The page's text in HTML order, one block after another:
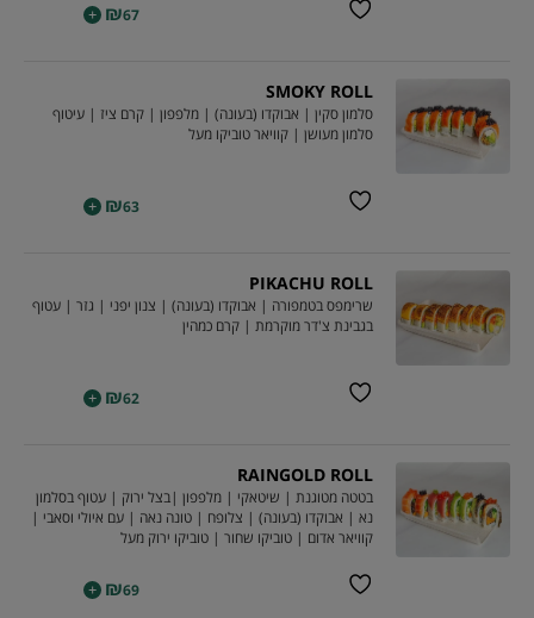
₪67
+
SMOKY ROLL
סלמון סקין | אבוקדו (בעונה) | מלפפון | קרם ציז | עיטוף
סלמון מעושן | קוויאר טוביקו מעל
₪63
+
PIKACHU ROLL
שרימפס בטמפורה | אבוקדו (בעונה) | צנון יפני | גזר | עטוף
בגבינת צ'דר מוקרמת | קרם כמהין
₪62
+
RAINGOLD ROLL
בטטה מטוגנת | שיטאקי | מלפפון |בצל ירוק | עטוף בסלמון
נא | אבוקדו (בעונה) | צלופח | טונה נאה | עם איולי וסאבי |
קוויאר אדום | טוביקו שחור | טוביקו ירוק מעל
₪69
+